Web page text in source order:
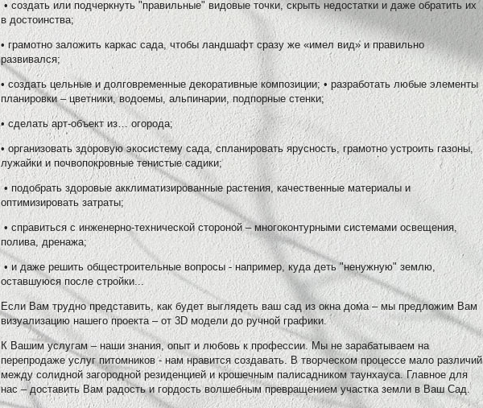
• создать или подчеркнуть "правильные" видовые точки, скрыть недостатки и даже обратить их
в достоинства;
• грамотно заложить каркас сада, чтобы ландшафт сразу же «имел вид» и правильно
развивался;
• создать цельные и долговременные декоративные композиции; • разработать любые элементы
планировки – цветники, водоемы, альпинарии, подпорные стенки;
• сделать арт-объект из… огорода;
• организовать здоровую экосистему сада, спланировать ярусность, грамотно устроить газоны,
лужайки и почвопокровные тенистые садики;
• подобрать здоровые акклиматизированные растения, качественные материалы и
оптимизировать затраты;
• справиться с инженерно-технической стороной – многоконтурными системами освещения,
полива, дренажа;
• и даже решить общестроительные вопросы - например, куда деть "ненужную" землю,
оставшуюся после стройки...
Если Вам трудно представить, как будет выглядеть ваш сад из окна дома – мы предложим Вам
визуализацию нашего проекта – от 3D модели до ручной графики.
К Вашим услугам – наши знания, опыт и любовь к профессии. Мы не зарабатываем на
перепродаже услуг питомников - нам нравится создавать. В творческом процессе мало различий
между солидной загородной резиденцией и крошечным палисадником таунхауса. Главное для
нас – доставить Вам радость и гордость волшебным превращением участка земли в Ваш Сад.